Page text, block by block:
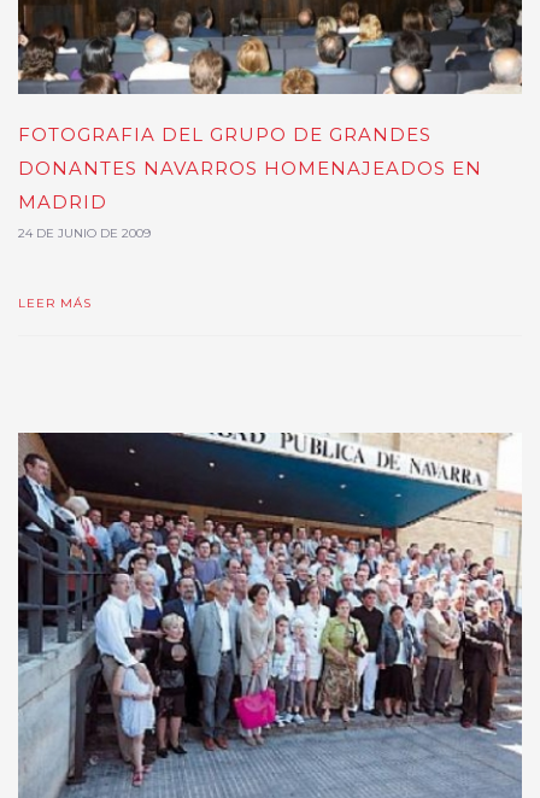
FOTOGRAFIA DEL GRUPO DE GRANDES
DONANTES NAVARROS HOMENAJEADOS EN
MADRID
24 DE JUNIO DE 2009
LEER MÁS